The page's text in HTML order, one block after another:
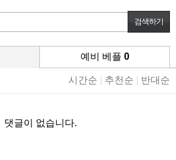
예비 베플 0
시간순 추천순 반대순
댓글이 없습니다.